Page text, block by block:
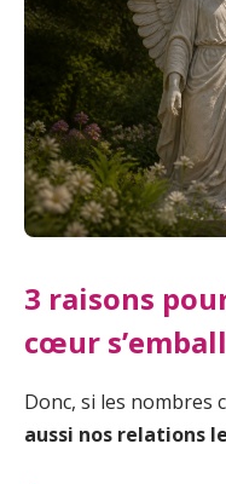
3 raisons
cœur
Donc, si les nombres
aussi nos relations